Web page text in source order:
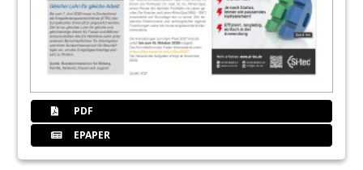
PDF
EPAPER